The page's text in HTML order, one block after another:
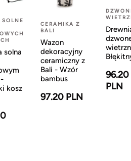
SOLNE
solna
kosz
CERAMIKA Z
BALI
Wazon
dekoracyjny
ceramiczny z
Bali - Wzór
bambus
97.20 PLN
96.20
PLN